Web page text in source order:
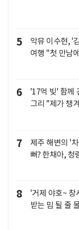
5
악뮤 이수현, '
여행 "첫 만남
6
'17억 빚' 함께
그리 "제가 챙
7
제주 해변의 '
뻐? 한채아, 청
8
'거제 야호~ 창
받는 밈 될 줄